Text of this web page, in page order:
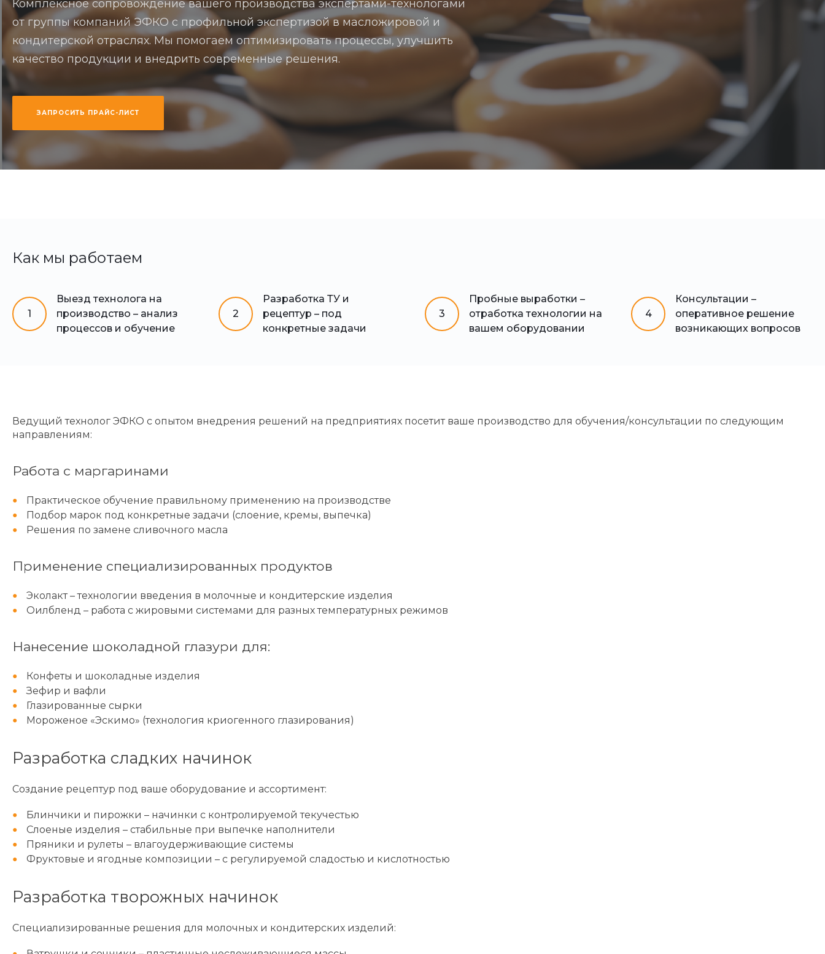
Комплексное сопровождение вашего производства экспертами-технологами
от группы компаний ЭФКО с профильной экспертизой в масложировой и
кондитерской отраслях. Мы помогаем оптимизировать процессы, улучшить
качество продукции и внедрить современные решения.
ЗАПРОСИТЬ ПРАЙС-ЛИСТ
Как мы работаем
1
Выезд технолога на
производство – анализ
процессов и обучение
2
Разработка ТУ и
рецептур – под
конкретные задачи
3
Пробные выработки –
отработка технологии на
вашем оборудовании
4
Консультации –
оперативное решение
возникающих вопросов
Ведущий технолог ЭФКО с опытом внедрения решений на предприятиях посетит ваше производство для обучения/консультации по следующим
направлениям:
Работа с маргаринами
Практическое обучение правильному применению на производстве
Подбор марок под конкретные задачи (слоение, кремы, выпечка)
Решения по замене сливочного масла
Применение специализированных продуктов
Эколакт – технологии введения в молочные и кондитерские изделия
Оилбленд – работа с жировыми системами для разных температурных режимов
Нанесение шоколадной глазури для:
Конфеты и шоколадные изделия
Зефир и вафли
Глазированные сырки
Мороженое «Эскимо» (технология криогенного глазирования)
Разработка сладких начинок
Создание рецептур под ваше оборудование и ассортимент:
Блинчики и пирожки – начинки с контролируемой текучестью
Слоеные изделия – стабильные при выпечке наполнители
Пряники и рулеты – влагоудерживающие системы
Фруктовые и ягодные композиции – с регулируемой сладостью и кислотностью
Разработка творожных начинок
Специализированные решения для молочных и кондитерских изделий: